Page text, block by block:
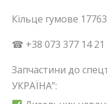
Кільце гумове
☎ +38 073 377 14 21
Запчастини до
УКРАЇНА”: